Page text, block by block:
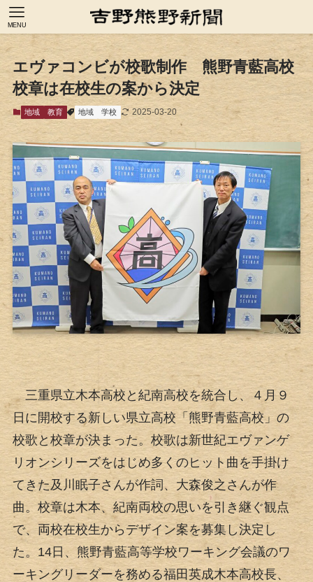
MENU
エヴァコンビが校歌制作 熊野青藍高校
校章は在校生の案から決定
地域 教育 地域 学校 2025-03-20
三重県立木本高校と紀南高校を統合し、４月９
日に開校する新しい県立高校「熊野青藍高校」の
校歌と校章が決まった。校歌は新世紀エヴァンゲ
リオンシリーズをはじめ多くのヒット曲を手掛け
てきた及川眠子さんが作詞、大森俊之さんが作
曲。校章は木本、紀南両校の思いを引き継ぐ観点
で、両校在校生からデザイン案を募集し決定し
た。14日、熊野青藍高等学校ワーキング会議のワ
ーキングリーダーを務める福田英成木本高校長、